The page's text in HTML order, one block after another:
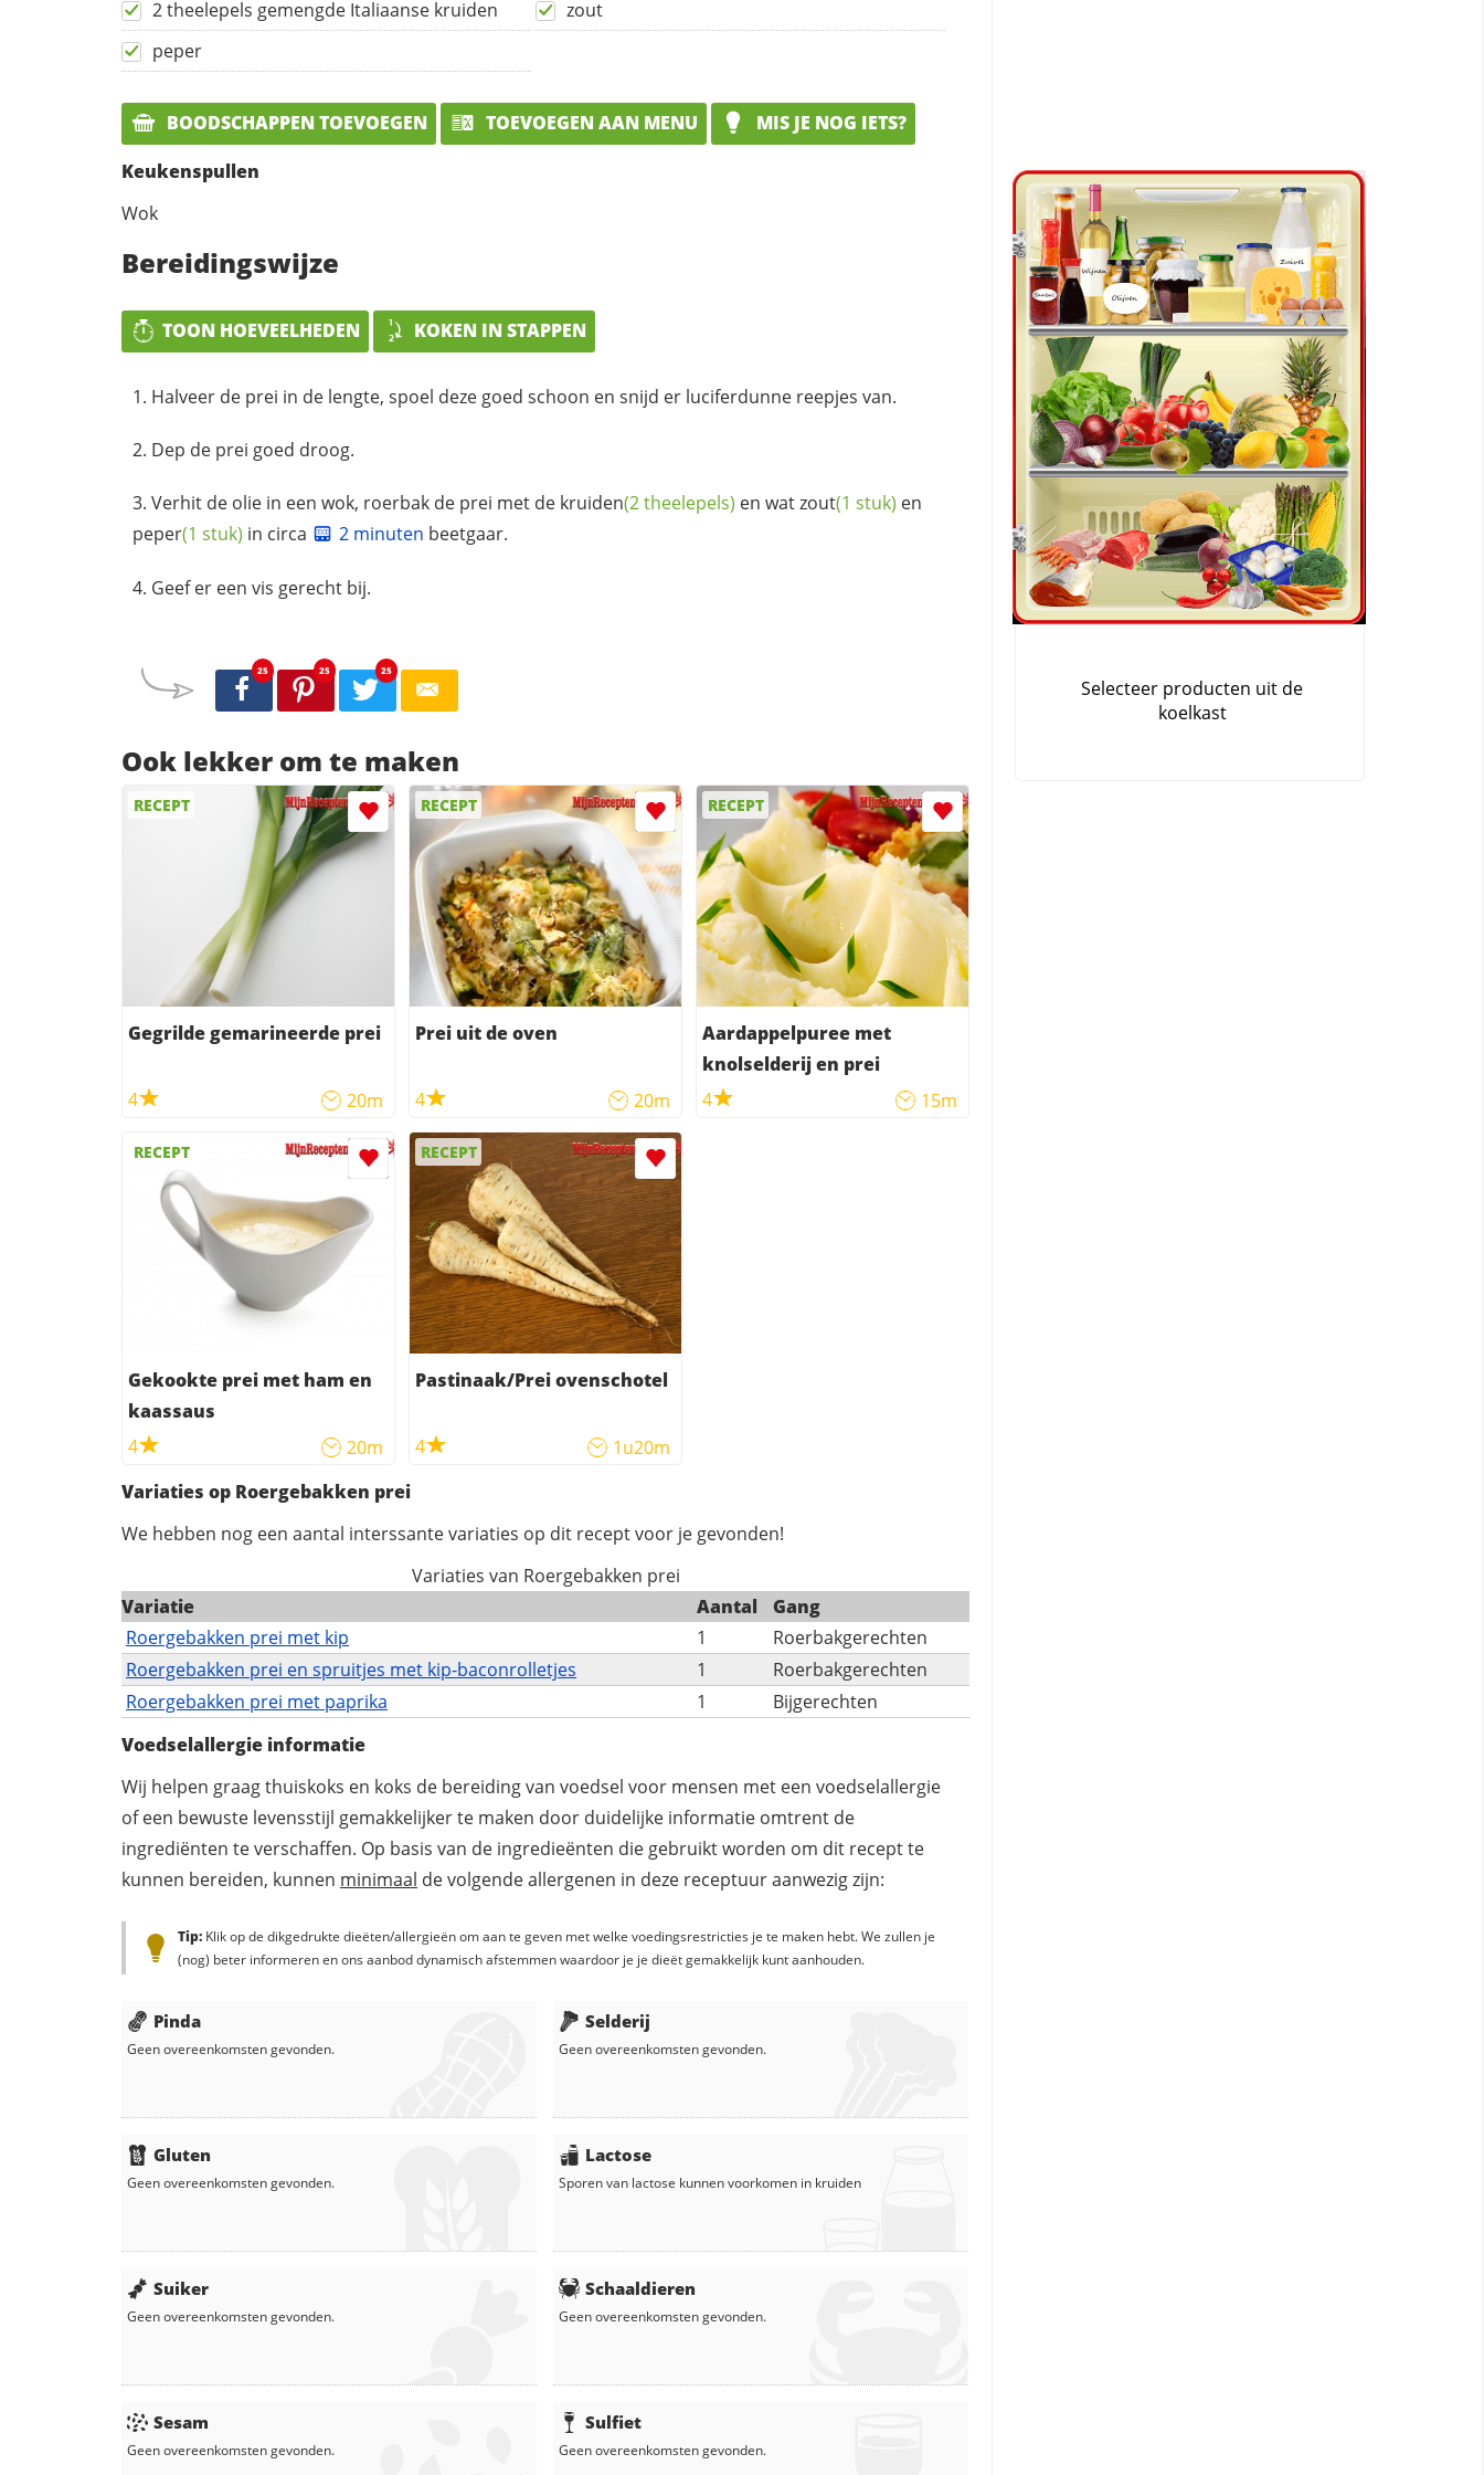
2 theelepels gemengde Italiaanse kruiden
zout
peper
BOODSCHAPPEN TOEVOEGEN TOEVOEGEN AAN MENU
MIS JE NOG IETS?
Keukenspullen
Wok
Bereidingswijze
TOON HOEVEELHEDEN KOKEN IN STAPPEN
Halveer de prei in de lengte, spoel deze goed schoon en snijd er luciferdunne reepjes van.
Dep de prei goed droog.
Verhit de olie in een wok, roerbak de prei met de kruiden(2 theelepels) en watzout(1 stuk) en
peper(1 stuk) in circa 2 minuten beetgaar.
Geef er een vis gerecht bij.
25 25 25
Ook lekker om te maken
RECEPT
Gegrilde gemarineerde prei
4 20m
RECEPT
Prei uit de oven
4 20m
RECEPT
Aardappelpuree met
knolselderij en prei
4
15m
RECEPT
Gekookte prei met ham en
kaassaus
4
20m
RECEPT
Pastinaak/Prei ovenschotel
4
1u20m
Variaties op Roergebakken prei
We hebben nog een aantal interssante variaties op dit recept voor je gevonden!
Variaties van Roergebakken prei
Variatie
Aantal
Gang
Roergebakken prei met kip
1
Roerbakgerechten
Roergebakken prei en spruitjes met kip-baconrolletjes
1
Roerbakgerechten
Roergebakken prei met paprika
1
Bijgerechten
Voedselallergie informatie
Wij helpen graag thuiskoks en koks de bereiding van voedsel voor mensen met een voedselallergie
of een bewuste levensstijl gemakkelijker te maken door duidelijke informatie omtrent de
ingrediënten te verschaffen. Op basis van de ingredieënten die gebruikt worden om dit recept te
kunnen bereiden, kunnen minimaal de volgende allergenen in deze receptuur aanwezig zijn:
Tip: Klik op de dikgedrukte dieëten/allergieën om aan te geven met welke voedingsrestricties je te maken hebt. We zullen je
(nog) beter informeren en ons aanbod dynamisch afstemmen waardoor je je dieët gemakkelijk kunt aanhouden.
Pinda
Geen overeenkomsten gevonden.
Gluten
Geen overeenkomsten gevonden.
Suiker
Geen overeenkomsten gevonden.
Sesam
Geen overeenkomsten gevonden.
Selderij
Geen overeenkomsten gevonden.
Lactose
Sporen van lactose kunnen voorkomen in kruiden
Schaaldieren
Geen overeenkomsten gevonden.
Sulfiet
Geen overeenkomsten gevonden.